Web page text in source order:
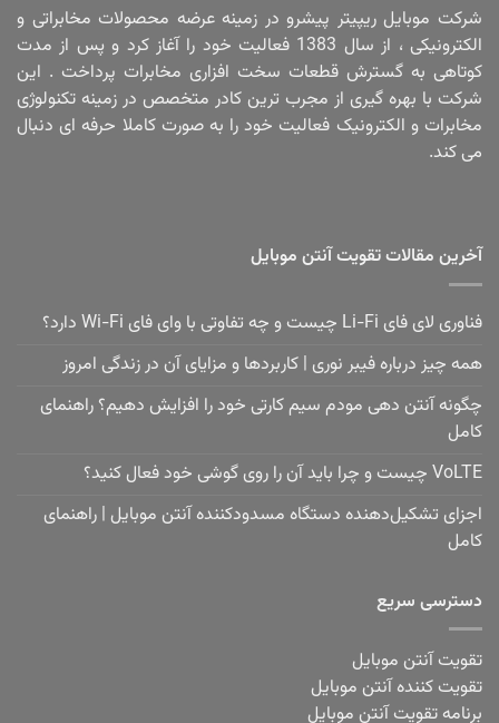
شرکت موبایل ریپیتر پیشرو در زمینه عرضه محصولات مخابراتی و
الکترونیکی ، از سال 1383 فعالیت خود را آغاز کرد و پس از مدت
کوتاهی به گسترش قطعات سخت افزاری مخابرات پرداخت . این
شرکت با بهره گیری از مجرب ترین کادر متخصص در زمینه تکنولوژی
مخابرات و الکترونیک فعالیت خود را به صورت کاملا حرفه ای دنبال
می کند.
آخرین مقالات تقویت آنتن موبایل
فناوری لای فای Li-Fi چیست و چه تفاوتی با وای فای Wi-Fi دارد؟
همه چیز درباره فیبر نوری | کاربردها و مزایای آن در زندگی امروز
چگونه آنتن دهی مودم سیم کارتی خود را افزایش دهیم؟ راهنمای
کامل
VoLTE چیست و چرا باید آن را روی گوشی خود فعال کنید؟
اجزای تشکیل‌دهنده دستگاه مسدودکننده آنتن موبایل | راهنمای
کامل
دسترسی سریع
تقویت آنتن موبایل
تقویت کننده آنتن موبایل
برنامه تقویت آنتن موبایل